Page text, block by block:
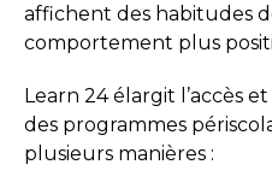
affichent des habitudes
comportement plus
Learn 24 élargit l’accès
des programmes
plusieurs manières :